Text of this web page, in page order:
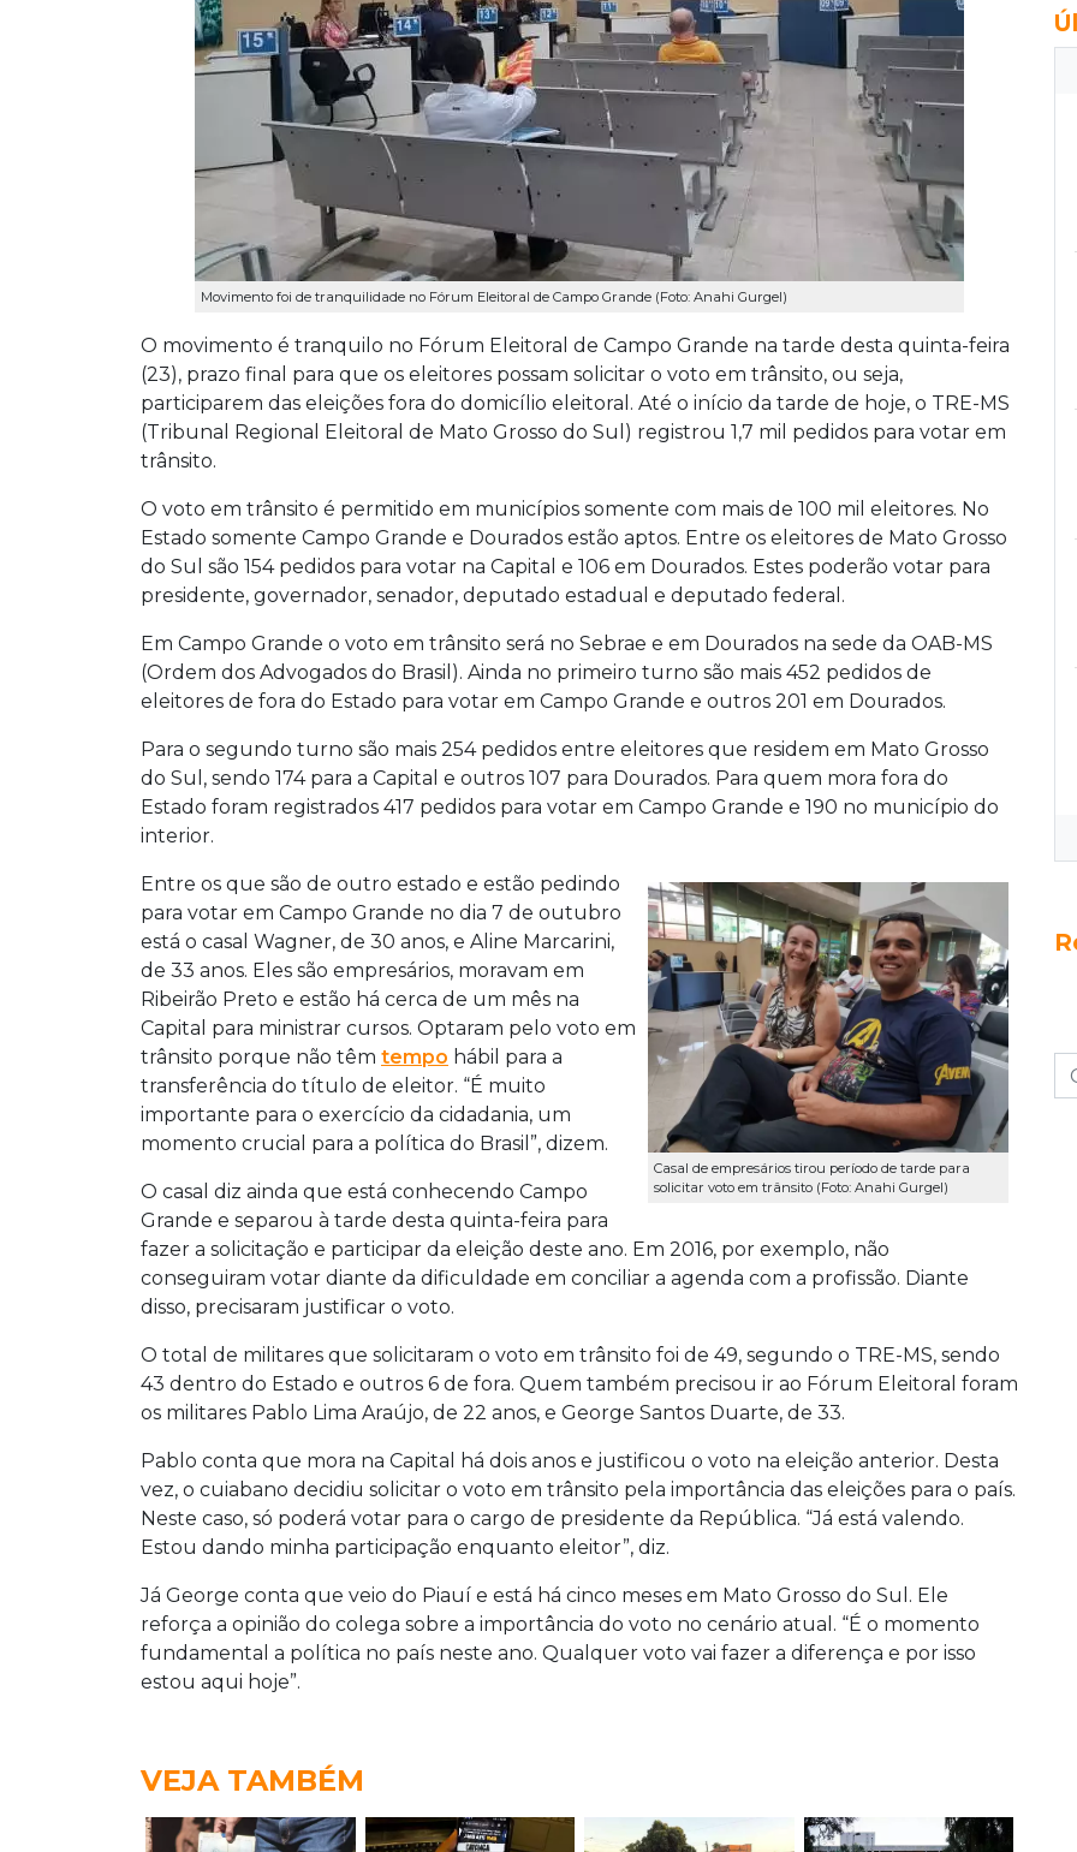
Movimento foi de tranquilidade no Fórum Eleitoral de Campo Grande (Foto: Anahi Gurgel)
O movimento é tranquilo no Fórum Eleitoral de Campo Grande na tarde desta quinta-feira
(23), prazo final para que os eleitores possam solicitar o voto em trânsito, ou seja,
participarem das eleições fora do domicílio eleitoral. Até o início da tarde de hoje, o TRE-MS
(Tribunal Regional Eleitoral de Mato Grosso do Sul) registrou 1,7 mil pedidos para votar em
trânsito.
O voto em trânsito é permitido em municípios somente com mais de 100 mil eleitores. No
Estado somente Campo Grande e Dourados estão aptos. Entre os eleitores de Mato Grosso
do Sul são 154 pedidos para votar na Capital e 106 em Dourados. Estes poderão votar para
presidente, governador, senador, deputado estadual e deputado federal.
Em Campo Grande o voto em trânsito será no Sebrae e em Dourados na sede da OAB-MS
(Ordem dos Advogados do Brasil). Ainda no primeiro turno são mais 452 pedidos de
eleitores de fora do Estado para votar em Campo Grande e outros 201 em Dourados.
Para o segundo turno são mais 254 pedidos entre eleitores que residem em Mato Grosso
do Sul, sendo 174 para a Capital e outros 107 para Dourados. Para quem mora fora do
Estado foram registrados 417 pedidos para votar em Campo Grande e 190 no município do
interior.
Casal de empresários tirou período de tarde para
solicitar voto em trânsito (Foto: Anahi Gurgel)
Entre os que são de outro estado e estão pedindo
para votar em Campo Grande no dia 7 de outubro
está o casal Wagner, de 30 anos, e Aline Marcarini,
de 33 anos. Eles são empresários, moravam em
Ribeirão Preto e estão há cerca de um mês na
Capital para ministrar cursos. Optaram pelo voto em
trânsito porque não têm tempo hábil para a
transferência do título de eleitor. “É muito
importante para o exercício da cidadania, um
momento crucial para a política do Brasil”, dizem.
O casal diz ainda que está conhecendo Campo
Grande e separou à tarde desta quinta-feira para
fazer a solicitação e participar da eleição deste ano. Em 2016, por exemplo, não
conseguiram votar diante da dificuldade em conciliar a agenda com a profissão. Diante
disso, precisaram justificar o voto.
O total de militares que solicitaram o voto em trânsito foi de 49, segundo o TRE-MS, sendo
43 dentro do Estado e outros 6 de fora. Quem também precisou ir ao Fórum Eleitoral foram
os militares Pablo Lima Araújo, de 22 anos, e George Santos Duarte, de 33.
Pablo conta que mora na Capital há dois anos e justificou o voto na eleição anterior. Desta
vez, o cuiabano decidiu solicitar o voto em trânsito pela importância das eleições para o país.
Neste caso, só poderá votar para o cargo de presidente da República. “Já está valendo.
Estou dando minha participação enquanto eleitor”, diz.
Já George conta que veio do Piauí e está há cinco meses em Mato Grosso do Sul. Ele
reforça a opinião do colega sobre a importância do voto no cenário atual. “É o momento
fundamental a política no país neste ano. Qualquer voto vai fazer a diferença e por isso
estou aqui hoje”.
VEJA TAMBÉM